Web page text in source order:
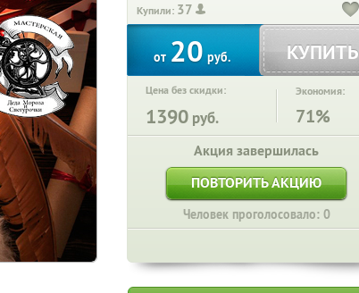
Купили: 37
от 20руб. КУПИТЬ
Цена без скидки:
1390 руб.
Экономия:
71%
Акция завершилась
ПОВТОРИТЬ АКЦИЮ
Человек проголосовало: 0